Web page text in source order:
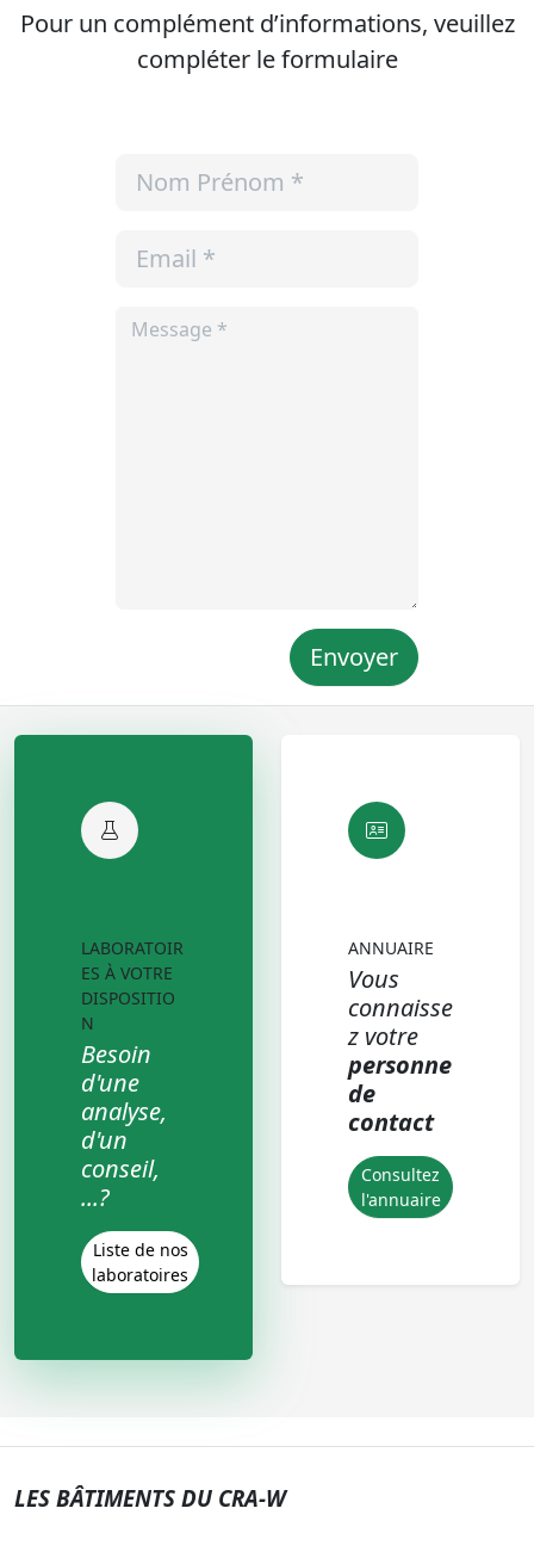
Pour un complément d’informations, veuillez
compléter le formulaire
Envoyer
LABORATOIR
ES À VOTRE
DISPOSITIO
N
Besoin
d'une
analyse,
d'un
conseil,
...?
Liste de nos
laboratoires
ANNUAIRE
Vous
connaisse
z votre
personne
de
contact
Consultez
l'annuaire
LES BÂTIMENTS DU CRA-W